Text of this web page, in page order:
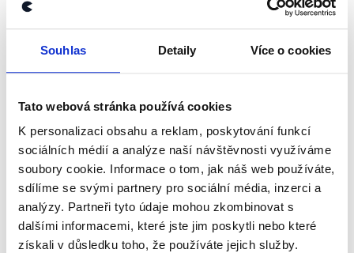
Souhlas Detaily Více o cookies
Tato webová stránka používá cookies
K personalizaci obsahu a reklam, poskytování funkcí
sociálních médií a analýze naší návštěvnosti využíváme
soubory cookie. Informace o tom, jak náš web používáte,
sdílíme se svými partnery pro sociální média, inzerci a
analýzy. Partneři tyto údaje mohou zkombinovat s
dalšími informacemi, které jste jim poskytli nebo které
získali v důsledku toho, že používáte jejich služby.
kanálu, kde pravidelně přinášíme
Začněte nás odebírat, a mějte tak
nepravdy se zrovna v Česku šíří.
Newsletter WhatsApp
Sociální sítě